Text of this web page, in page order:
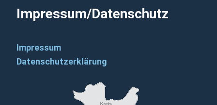
Impressum/Datenschutz
Impressum
Datenschutzerklärung